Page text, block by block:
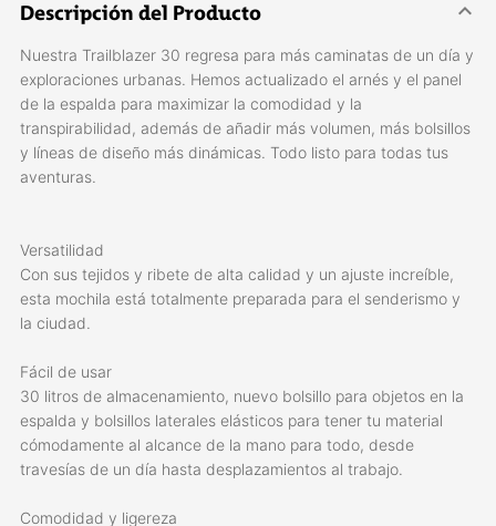
Descripción del Producto
Nuestra Trailblazer 30 regresa para más caminatas de un día y
exploraciones urbanas. Hemos actualizado el arnés y el panel
de la espalda para maximizar la comodidad y la
transpirabilidad, además de añadir más volumen, más bolsillos
y líneas de diseño más dinámicas. Todo listo para todas tus
aventuras.
Versatilidad
Con sus tejidos y ribete de alta calidad y un ajuste increíble,
esta mochila está totalmente preparada para el senderismo y
la ciudad.
Fácil de usar
30 litros de almacenamiento, nuevo bolsillo para objetos en la
espalda y bolsillos laterales elásticos para tener tu material
cómodamente al alcance de la mano para todo, desde
travesías de un día hasta desplazamientos al trabajo.
Comodidad y ligereza